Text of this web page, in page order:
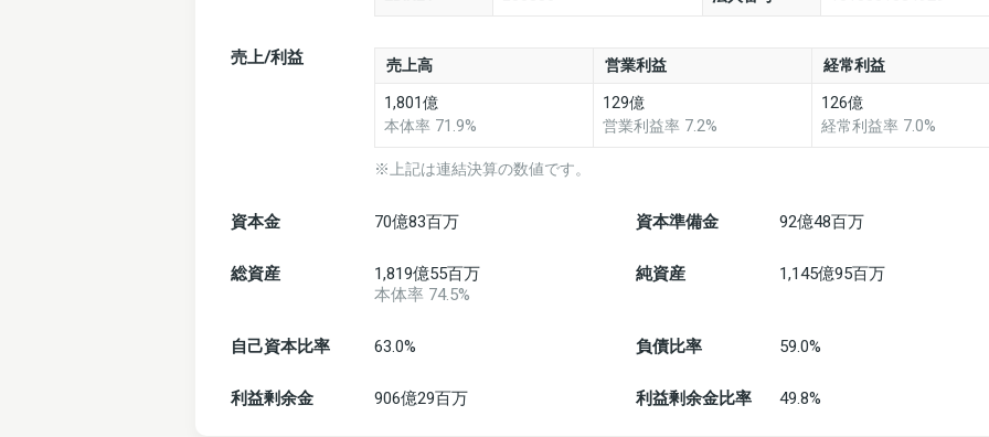
売上/利益 売上高 営業利益 経常利益
1,801億
本体率 71.9%
129億
営業利益率 7.2%
126億
経常利益率 7.0%
※上記は連結決算の数値です。
資本金 70億83百万 資本準備金 92億48百万
総資産
1,819億55百万
本体率 74.5%
純資産 1,145億95百万
自己資本比率 63.0% 負債比率 59.0%
利益剰余金 906億29百万 利益剰余金比率 49.8%